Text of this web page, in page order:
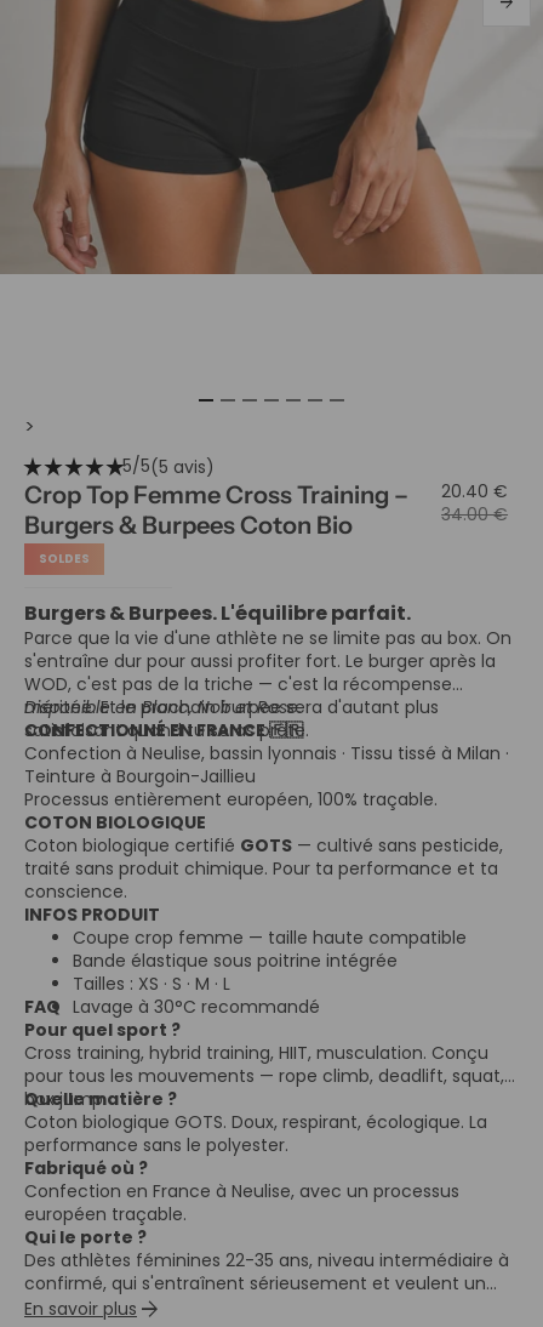
>
star_ratestar_ratestar_ratestar_ratestar_rate5/5(5 avis)
Crop Top Femme Cross Training –
Burgers & Burpees Coton Bio
20.40 €
34.00 €
SOLDES
Burgers & Burpees. L'équilibre parfait.
Parce que la vie d'une athlète ne se limite pas au box. On
s'entraîne dur pour aussi profiter fort. Le burger après la
WOD, c'est pas de la triche — c'est la récompense
méritée. Et le prochain burpee sera d'autant plus
satisfaisant quand tu seras prête.
Disponible en Blanc, Noir et Rose.
CONFECTIONNÉ EN FRANCE 🇫🇷
Confection à Neulise, bassin lyonnais · Tissu tissé à Milan ·
Teinture à Bourgoin-Jaillieu
Processus entièrement européen, 100% traçable.
COTON BIOLOGIQUE
Coton biologique certifié GOTS — cultivé sans pesticide,
traité sans produit chimique. Pour ta performance et ta
conscience.
INFOS PRODUIT
Coupe crop femme — taille haute compatible
Bande élastique sous poitrine intégrée
Tailles : XS · S · M · L
Lavage à 30°C recommandé
FAQ
Pour quel sport ?
Cross training, hybrid training, HIIT, musculation. Conçu
pour tous les mouvements — rope climb, deadlift, squat,
box jump.
Quelle matière ?
Coton biologique GOTS. Doux, respirant, écologique. La
performance sans le polyester.
Fabriqué où ?
Confection en France à Neulise, avec un processus
européen traçable.
Qui le porte ?
Des athlètes féminines 22-35 ans, niveau intermédiaire à
confirmé, qui s'entraînent sérieusement et veulent un
crop top à leur image.
En savoir plus arrow_forward